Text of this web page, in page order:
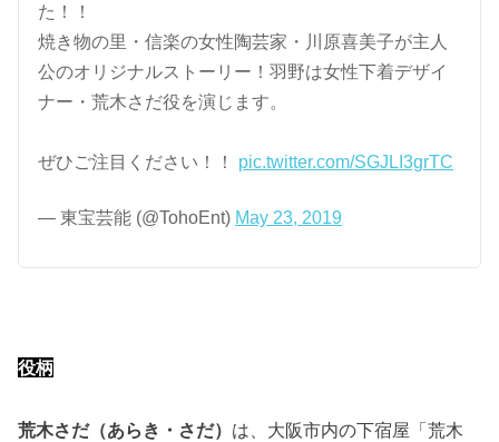
た！！
焼き物の里・信楽の女性陶芸家・川原喜美子が主人
公のオリジナルストーリー！羽野は女性下着デザイ
ナー・荒木さだ役を演じます。
ぜひご注目ください！！ pic.twitter.com/SGJLI3grTC
— 東宝芸能 (@TohoEnt) May 23, 2019
役柄
荒木さだ（あらき・さだ） は、大阪市内の下宿屋「荒木